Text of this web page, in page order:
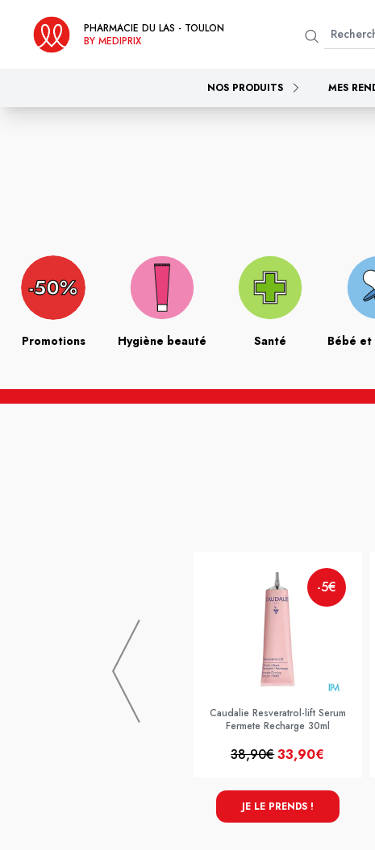
PHARMACIE DU LAS - TOULON
BY MEDIPRIX
NOS PRODUITS MES
Promotions Hygiène beauté Santé Bébé et
-5€
Caudalie Resveratrol-lift Serum
Fermete Recharge 30ml
38,90€33,90€
JE LE PRENDS !